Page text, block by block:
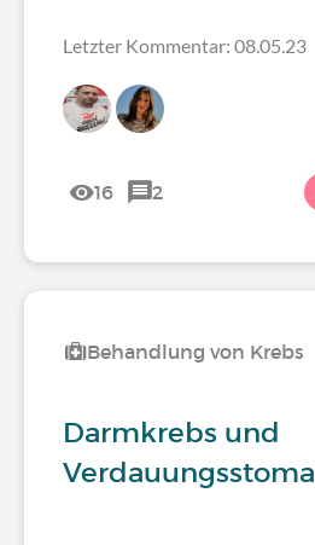
Letzter Kommentar: 08.05.23
16 2
Behandlung von Krebs
Darmkrebs und
Verdauungsstoma